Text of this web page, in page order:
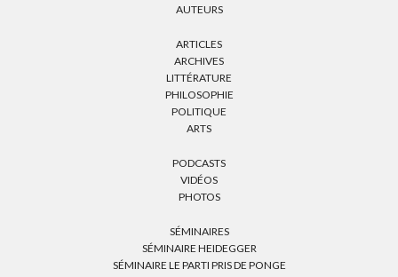
AUTEURS
ARTICLES
ARCHIVES
LITTÉRATURE
PHILOSOPHIE
POLITIQUE
ARTS
PODCASTS
VIDÉOS
PHOTOS
SÉMINAIRES
SÉMINAIRE HEIDEGGER
SÉMINAIRE LE PARTI PRIS DE PONGE